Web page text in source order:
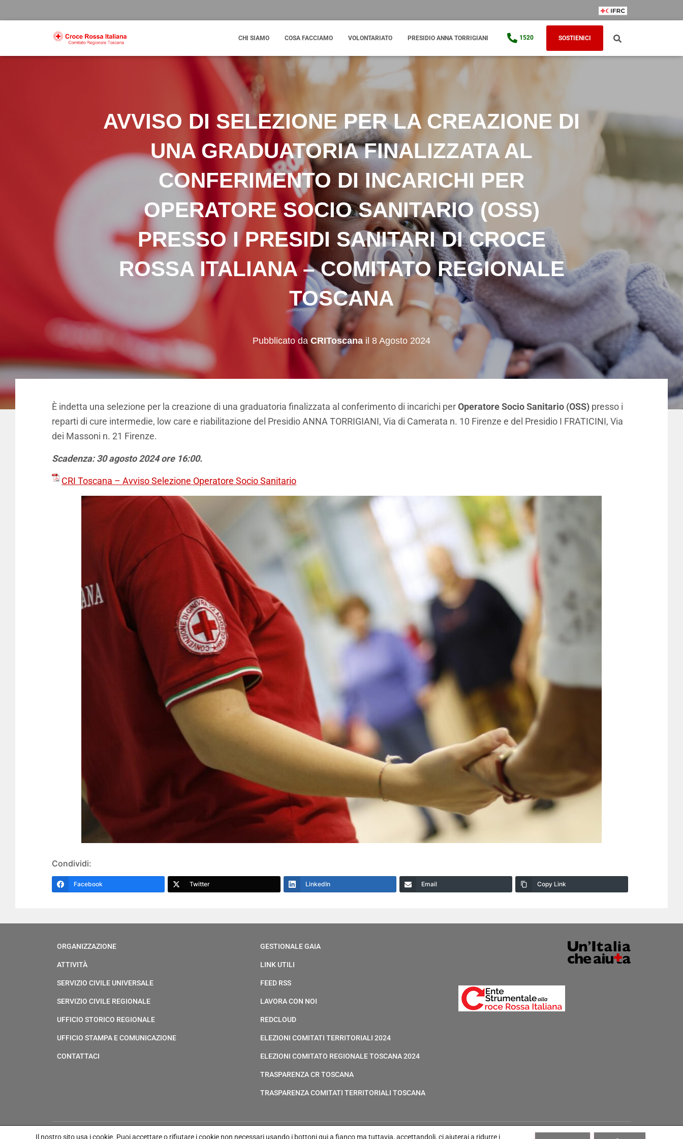
CHI SIAMO
COSA FACCIAMO VOLONTARIATO PRESIDIO ANNA TORRIGIANI 1520 SOSTIENICI
AVVISO DI SELEZIONE PER LA CREAZIONE DI
UNA GRADUATORIA FINALIZZATA AL
CONFERIMENTO DI INCARICHI PER
OPERATORE SOCIO SANITARIO (OSS)
PRESSO I PRESIDI SANITARI DI CROCE
ROSSA ITALIANA – COMITATO REGIONALE
TOSCANA
Pubblicato da CRIToscana il 8 Agosto 2024
È indetta una selezione per la creazione di una graduatoria finalizzata al conferimento di incarichi perOperatore Socio Sanitario (OSS) presso i
reparti di cure intermedie, low care e riabilitazione del Presidio ANNA TORRIGIANI, Via di Camerata n. 10 Firenze e del Presidio I FRATICINI, Via
dei Massoni n. 21 Firenze.
Scadenza: 30 agosto 2024 ore 16:00.
CRI Toscana – Avviso Selezione Operatore Socio Sanitario
Condividi:
Facebook Twitter LinkedIn Email Copy Link
ORGANIZZAZIONE
ATTIVITÀ
SERVIZIO CIVILE UNIVERSALE
SERVIZIO CIVILE REGIONALE
UFFICIO STORICO REGIONALE
UFFICIO STAMPA E COMUNICAZIONE
CONTATTACI
GESTIONALE GAIA
LINK UTILI
FEED RSS
LAVORA CON NOI
REDCLOUD
ELEZIONI COMITATI TERRITORIALI 2024
ELEZIONI COMITATO REGIONALE TOSCANA 2024
TRASPARENZA CR TOSCANA
TRASPARENZA COMITATI TERRITORIALI TOSCANA
Hestia | Sviluppato daThemeIsle
Il nostro sito usa i cookie. Puoi accettare o rifiutare i cookie non necessari usando i bottoni qui a fianco ma tuttavia,accettandoli, ci aiuterai a ridurre i